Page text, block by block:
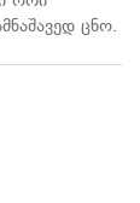
ცნო.